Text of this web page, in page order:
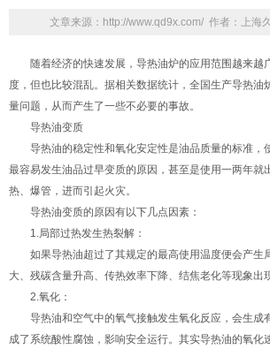
文章来源：http://www.qd9x.com/ 作者：上海
随着经济的快速发展，导热油炉的应用范围越来
度，但也比较混乱。据相关数据统计，全国生产导热
量问题，从而产生了一些不必要的事故。
导热油变质
导热油的稳定性和氧化安定性是油品质量的标准
最容易发生油品过早变质的原因，甚至是使用一两年
热、爆管，进而引起火灾。
导热油变质的原因有以下几点因素：
1.局部过热发生热裂解：
如果导热油超过了其规定的最高使用温度便会产
大、残碳含量升高、传热效率下降、结焦老化等现象出现
2.氧化：
导热油和空气中的氧气接触发生氧化反应，会生
成了系统酸性腐蚀，影响安全运行。其实导热油的氧化